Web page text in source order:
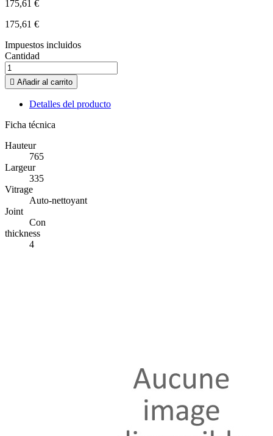
175,61 €
175,61 €
Impuestos incluidos
Cantidad
 Añadir al carrito
Detalles del producto
Ficha técnica
Hauteur
765
Largeur
335
Vitrage
Auto-nettoyant
Joint
Con
thickness
4